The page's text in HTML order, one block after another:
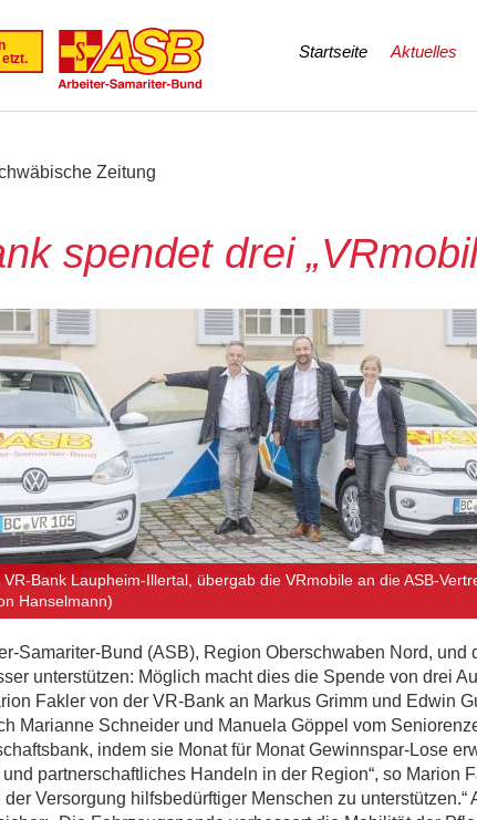
Navigation
Startseite Aktuelles
Zeitung
spendet drei
Bank Laupheim-Illertal, übergab die VRmobile an die ASB-
Hanselmann)
Samariter-Bund (ASB), Region Oberschwaben Nord,
unterstützen: Möglich macht dies die Spende von drei
Fakler von der VR-Bank an Markus Grimm und Edwin
Marianne Schneider und Manuela Göppel vom
indem sie Monat für Monat Gewinnspar-Lose
partnerschaftliches Handeln in der Region“, so Marion
Versorgung hilfsbedürftiger Menschen zu